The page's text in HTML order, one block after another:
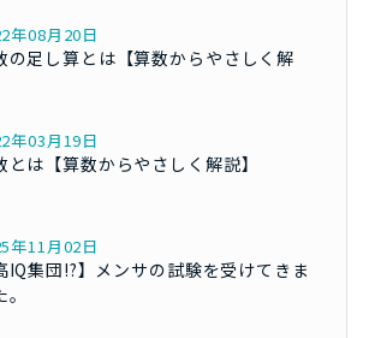
年08月20日
の足し算とは【算数からやさしく解
年03月19日
とは【算数からやさしく解説】
年11月02日
IQ集団!?】メンサの試験を受けてきま